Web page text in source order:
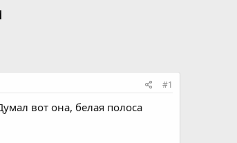
#1
вот она, белая полоса